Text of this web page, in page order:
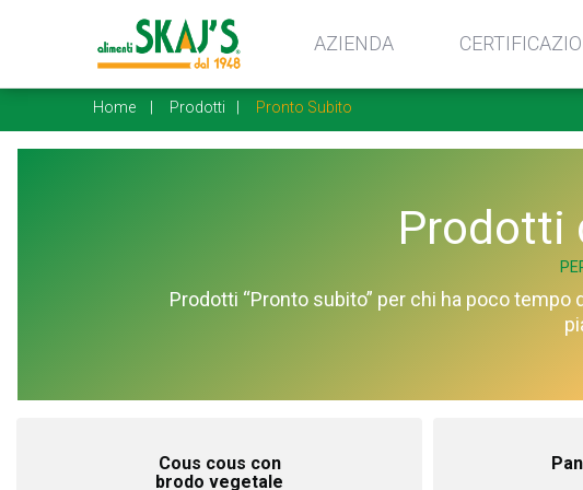
AZIENDA
Home Prodotti Pronto Subito
Prodotti
Prodotti “Pronto subito” per chi ha poco tempo
Cous cous con
brodo vegetale